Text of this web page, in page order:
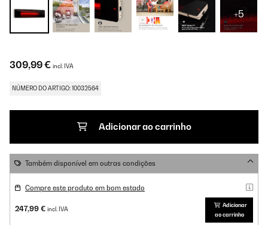
+5
309,99 € incl. IVA
NÚMERO DO ARTIGO: 10032564
Adicionar ao carrinho
Também disponível em outras condições
Compre este produto em bom estado
247,99 € incl. IVA
Adicionar
ao carrinho